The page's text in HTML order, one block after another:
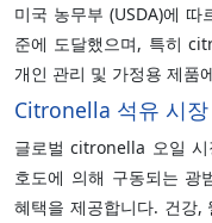
미국 농무부 (USDA)에
준에 도달했으며, 특히
개인 관리 및 가정용 제품
Citronella 석유 시
글로벌 citronella 오일
호도에 의해 구동되는 광
혜택을 제공합니다. 건강,